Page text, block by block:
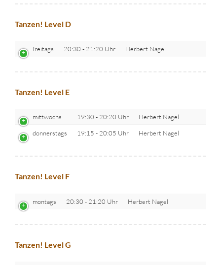
Tanzen! Level D
freitags 20:30 - 21:20 Uhr Herbert Nagel
Tanzen! Level E
mittwochs 19:30 - 20:20 Uhr Herbert Nagel
donnerstags 19:15 - 20:05 Uhr Herbert Nagel
Tanzen! Level F
montags 20:30 - 21:20 Uhr Herbert Nagel
Tanzen! Level G